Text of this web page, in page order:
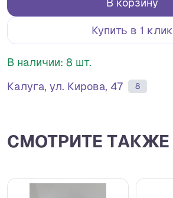
В корзину
Купить в 1 клик
В наличии: 8 шт.
Калуга, ул. Кирова, 47
8
СМОТРИТЕ ТАКЖЕ